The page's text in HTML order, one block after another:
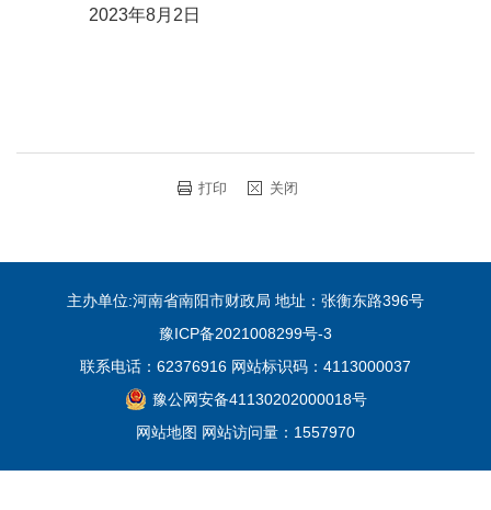
2023年8月2日
打印 关闭
主办单位:河南省南阳市财政局 地址：张衡东路396号
豫ICP备2021008299号-3
联系电话：62376916 网站标识码：4113000037
豫公网安备41130202000018号
网站地图 网站访问量： 1557970